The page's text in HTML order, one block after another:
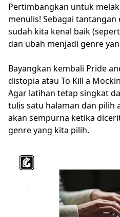
Pertimbangkan untuk
menulis! Sebagai
sudah kita kenal baik
dan ubah menjadi genre
Bayangkan kembali Pride
distopia atau To Kill a
Agar latihan tetap singkat
tulis satu halaman dan pilih
akan sempurna ketika
genre yang kita pilih.